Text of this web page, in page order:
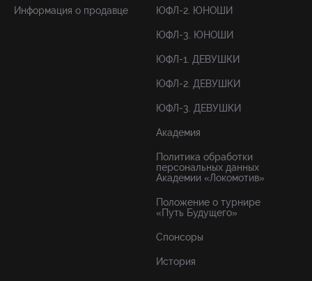
Информация о продавце ЮФЛ-2. ЮНОШИ
ЮФЛ-3. ЮНОШИ
ЮФЛ-1. ДЕВУШКИ
ЮФЛ-2. ДЕВУШКИ
ЮФЛ-3. ДЕВУШКИ
Академия
Политика обработки
персональных данных
Академии «Локомотив»
Положение о турнире
«Путь Будущего»
Спонсоры
История